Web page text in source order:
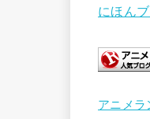
にほん
アニメ